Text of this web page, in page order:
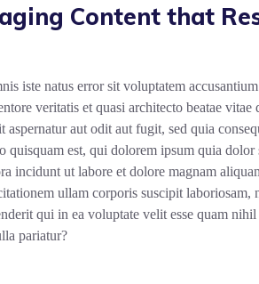
Content that
iste natus error sit voluptatem
veritatis et quasi architecto beatae
aspernatur aut odit aut fugit, sed quia
quisquam est, qui dolorem ipsum quia
incidunt ut labore et dolore magnam
ullam corporis suscipit
qui in ea voluptate velit esse quam
pariatur?